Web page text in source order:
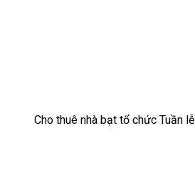
Cho thuê nhà bạt tổ chức Tuần